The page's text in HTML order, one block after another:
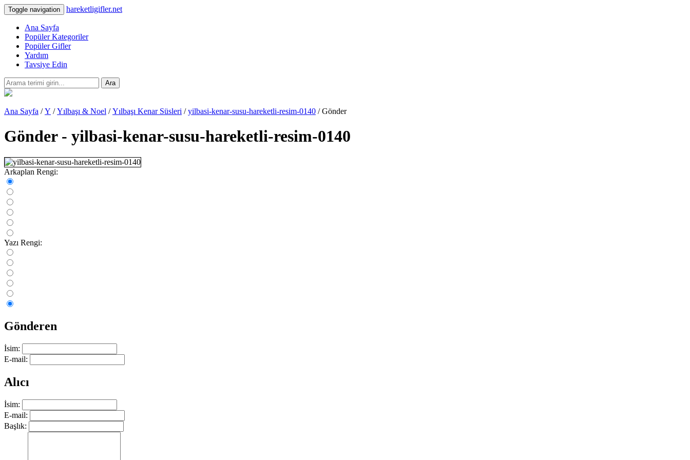
Toggle navigation hareketligifler.net
Ana Sayfa
Popüler Kategoriler
Popüler Gifler
Yardım
Tavsiye Edin
Ara
Ana Sayfa /Y /Yılbaşı & Noel /Yılbaşı Kenar Süsleri /yilbasi-kenar-susu-hareketli-resim-0140 / Gönder
Gönder - yilbasi-kenar-susu-hareketli-resim-0140
Arkaplan Rengi:
Yazı Rengi:
Gönderen
İsim:
E-mail:
Alıcı
İsim:
E-mail:
Başlık: